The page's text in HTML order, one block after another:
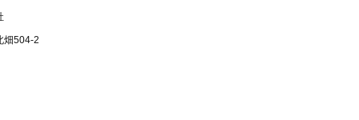
畑504-2